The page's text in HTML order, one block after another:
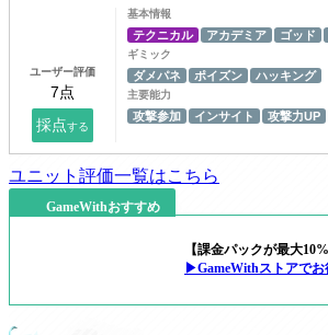
ユーザー評価
基本情報
テクニカル アカデミア ゴッド
ギミック
ダメパネ ポイズン ハッキング
主要能力
攻撃参加 インサイト 攻撃力UP
ユニット評価一覧はこちら
GameWithおすすめ
【課金パックが最大
▶GameWithストアでお